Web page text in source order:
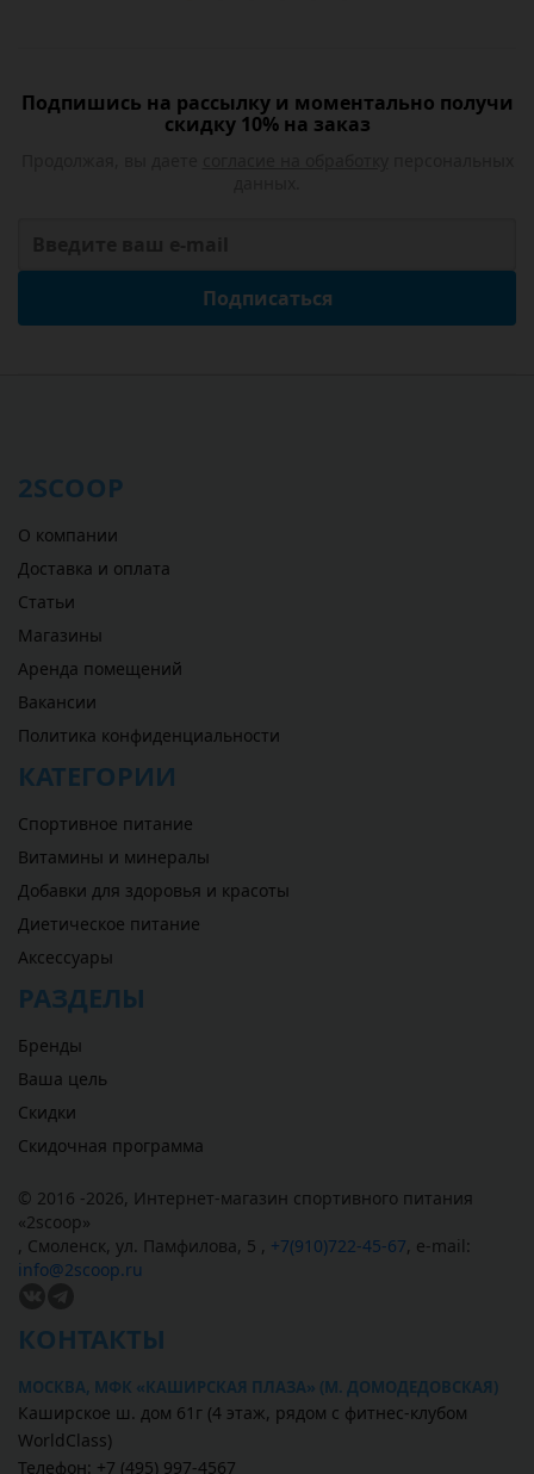
Подпишись на рассылку и моментально получи
скидку 10% на заказ
Подписаться
2SCOOP
О компании
Доставка и оплата
Статьи
Магазины
Аренда помещений
Вакансии
Политика конфиденциальности
КАТЕГОРИИ
Спортивное питание
Витамины и минералы
Добавки для здоровья и красоты
Диетическое питание
Аксессуары
РАЗДЕЛЫ
Бренды
Ваша цель
Скидки
Скидочная программа
© 2016 -2026, Интернет-магазин спортивного питания
«2scoop»
, Смоленск, ул. Памфилова, 5 , +7(910)722-45-67, e-mail:
info@2scoop.ru
КОНТАКТЫ
МОСКВА, МФК «КАШИРСКАЯ ПЛАЗА» (М. ДОМОДЕДОВСКАЯ)
Каширское ш. дом 61г (4 этаж, рядом с фитнес-клубом
WorldClass)
Телефон: +7 (495) 997-4567